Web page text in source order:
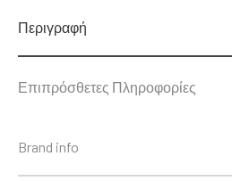
Περιγραφή
Επιπρόσθετες Πληροφορίες
Brand info